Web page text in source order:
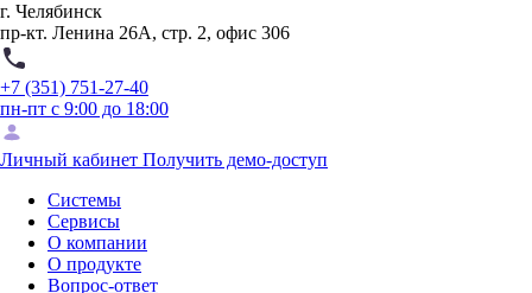
г. Челябинск
пр-кт. Ленина 26А, стр. 2, офис 306
+7 (351) 751-27-40
пн-пт с 9:00 до 18:00
Личный кабинет Получить демо-доступ
Системы
Сервисы
О компании
О продукте
Вопрос-ответ